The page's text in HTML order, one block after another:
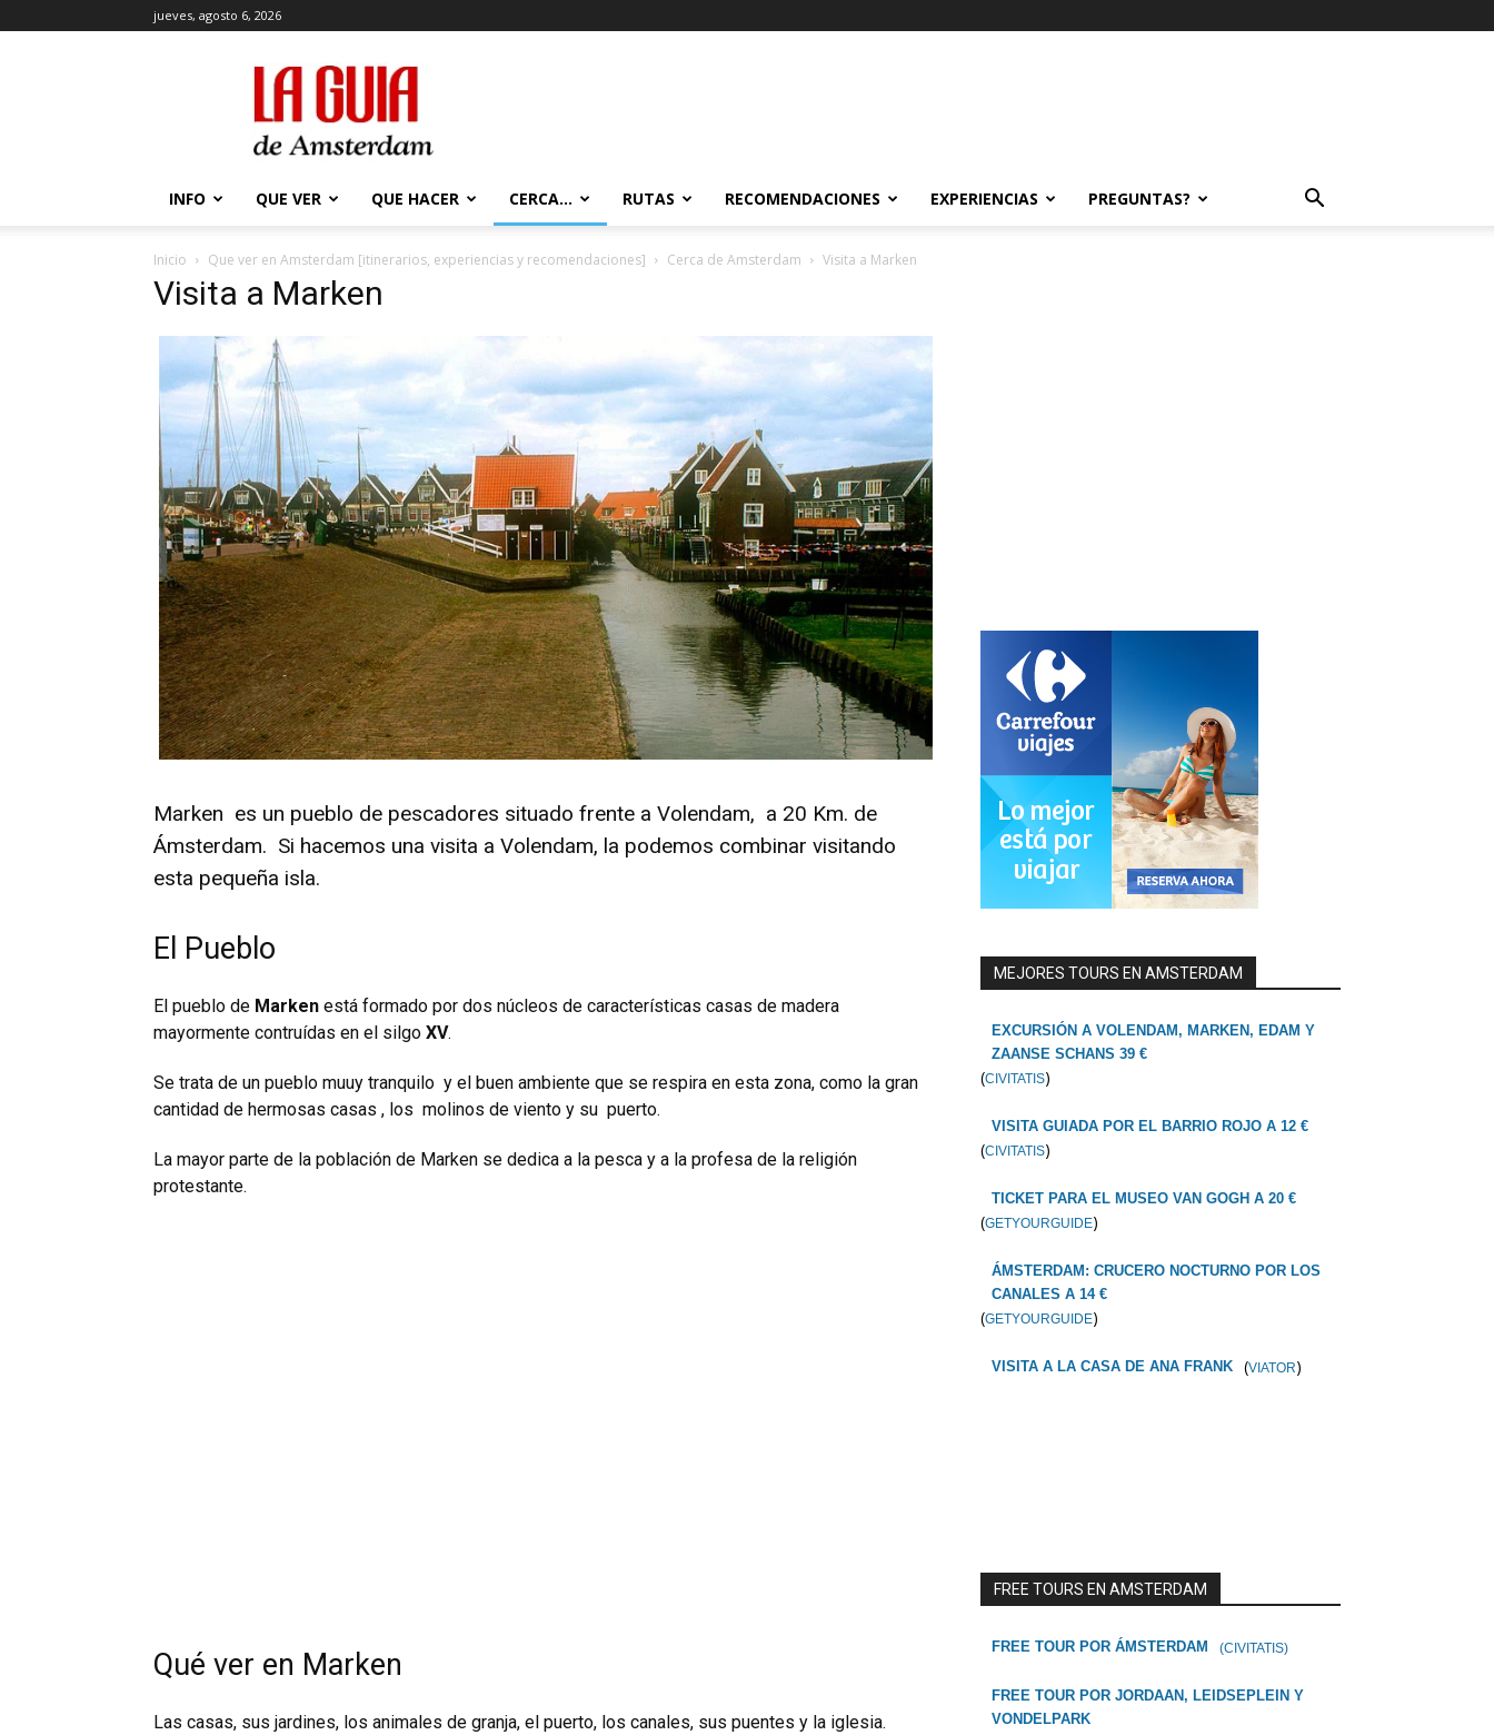
jueves, agosto 6, 2026
La
Guía
de
Amsterdam
INFO QUE VER QUE HACER CERCA… RUTAS RECOMENDACIONES EXPERIENCIAS PREGUNTAS?
Inicio Que ver en Amsterdam [itinerarios, experiencias y recomendaciones] Cerca de Amsterdam Visita a Marken
Visita a Marken
Marken es un pueblo de pescadores situado frente a Volendam, a 20 Km. de
Ámsterdam. Si hacemos una visita a Volendam, la podemos combinar visitando
esta pequeña isla.
El Pueblo
El pueblo de Marken está formado por dos núcleos de características casas de madera
mayormente contruídas en el silgo XV.
Se trata de un pueblo muuy tranquilo y el buen ambiente que se respira en esta zona, como la gran
cantidad de hermosas casas , los molinos de viento y su puerto.
La mayor parte de la población de Marken se dedica a la pesca y a la profesa de la religión
protestante.
Qué ver en Marken
Las casas, sus jardines, los animales de granja, el puerto, los canales, sus puentes y la iglesia.
MEJORES TOURS EN AMSTERDAM
EXCURSIÓN A VOLENDAM, MARKEN, EDAM Y
ZAANSE SCHANS 39 €
(CIVITATIS)
VISITA GUIADA POR EL BARRIO ROJO A 12 €
(CIVITATIS)
TICKET PARA EL MUSEO VAN GOGH A 20 €
(GETYOURGUIDE)
ÁMSTERDAM: CRUCERO NOCTURNO POR LOS
CANALES A 14 €
(GETYOURGUIDE)
VISITA A LA CASA DE ANA FRANK (VIATOR)
FREE TOURS EN AMSTERDAM
FREE TOUR POR ÁMSTERDAM (CIVITATIS)
FREE TOUR POR JORDAAN, LEIDSEPLEIN Y
VONDELPARK